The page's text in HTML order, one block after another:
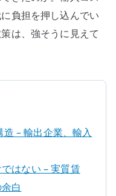
負担を押し込んでい
は、強そうに見えて
– 輸出企業、輸入
はない – 実質賃
白